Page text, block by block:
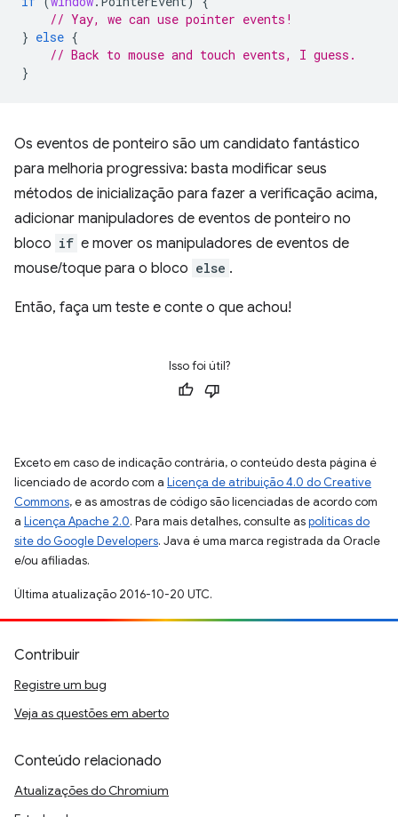
// Yay, we can use pointer events!
} else {
// Back to mouse and touch events, I guess.
}
Os eventos de ponteiro são um candidato fantástico
para melhoria progressiva: basta modificar seus
métodos de inicialização para fazer a verificação acima,
adicionar manipuladores de eventos de ponteiro no
bloco if e mover os manipuladores de eventos de
mouse/toque para o bloco else .
Então, faça um teste e conte o que achou!
Isso foi útil?
Exceto em caso de indicação contrária, o conteúdo desta página é
licenciado de acordo com a Licença de atribuição 4.0 do Creative
Commons, e as amostras de código são licenciadas de acordo com
a Licença Apache 2.0. Para mais detalhes, consulte aspolíticas do
site do Google Developers. Java é uma marca registrada da Oracle
e/ou afiliadas.
Última atualização 2016-10-20 UTC.
Contribuir
Registre um bug
Veja as questões em aberto
Conteúdo relacionado
Atualizações do Chromium